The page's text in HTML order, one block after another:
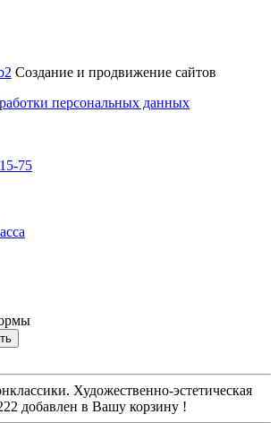
Создание и продвижение сайтов
персональных данных
75
Художественно-эстетическая
добавлен в Вашу корзину !